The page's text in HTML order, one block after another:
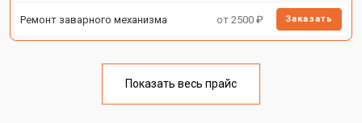
Ремонт заварного механизма от 2500 ₽ Заказать
Показать весь прайс